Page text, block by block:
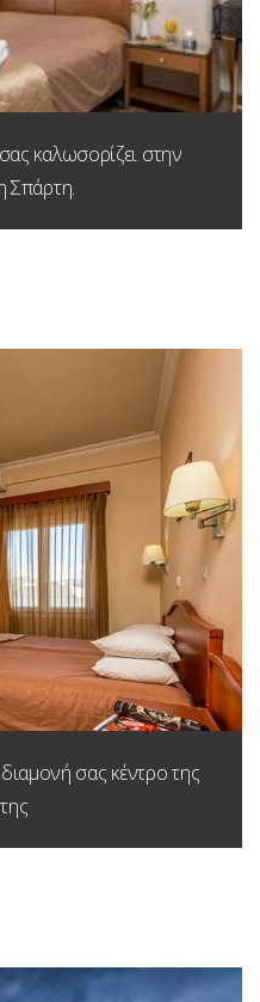
καλωσορίζει στην
Σπάρτη.
διαμονή σας κέντρο της